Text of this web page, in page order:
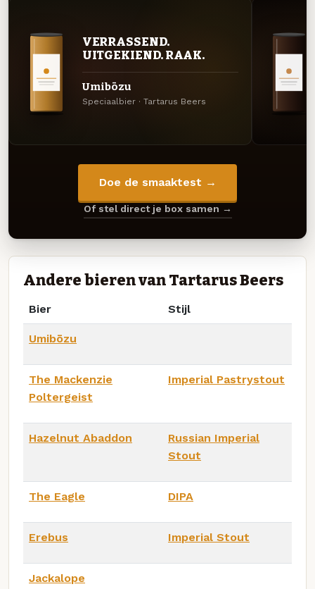
VERRASSEND.
UITGEKIEND. RAAK.
Umibōzu
Speciaalbier · Tartarus Beers
Doe de smaaktest →
Of stel direct je box samen →
Andere bieren van Tartarus Beers
Bier Stijl
Umibōzu
The Mackenzie
Poltergeist
Imperial Pastrystout
Hazelnut Abaddon
Russian Imperial
Stout
The Eagle DIPA
Erebus Imperial Stout
Jackalope